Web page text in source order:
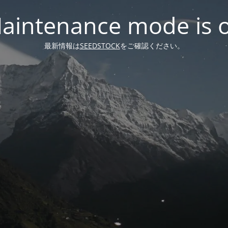
mode is
最新情報はSEEDSTOCKをご確認ください。